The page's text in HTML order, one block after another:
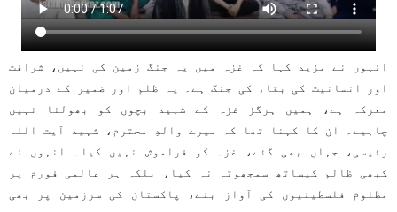
انہوں نے مزید کہا کہ غزہ میں یہ جنگ زمین کی نہیں، شرافت
اور انسانیت کی بقاء کی جنگ ہے۔ یہ ظلم اور ضمیر کے درمیان
معرکہ ہے، ہمیں ہرگز غزہ کے شہید بچوں کو بھولنا نہیں
چاہیے۔ ان کا کہنا تھا کہ میرے والدِ محترم، شہید آیت اللہ
رئیسی، جہاں بھی گئے، غزہ کو فراموش نہیں کیا۔ انہوں نے
کبھی ظالم کیساتھ سمجھوتہ نہ کیا، بلکہ ہر عالمی فورم پر
مظلوم فلسطینیوں کی آواز بنے، پاکستان کی سرزمین پر بھی